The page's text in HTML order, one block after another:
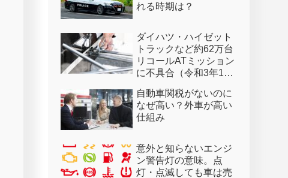
れる時期は？
ダイハツ・ハイゼット
トラックなど約62万台
リコールATミッション
に不具合（令和3年1月
自動車関税がないのに
なぜ高い？外車が高い
仕組み
意外と知らないエンジ
ン警告灯の意味。点
灯・点滅しても車は売